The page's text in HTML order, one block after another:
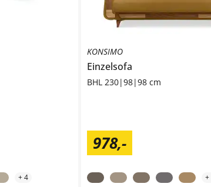
+4
KONSIMO
Einzelsofa
BHL 230|98|98 cm
978,-
+